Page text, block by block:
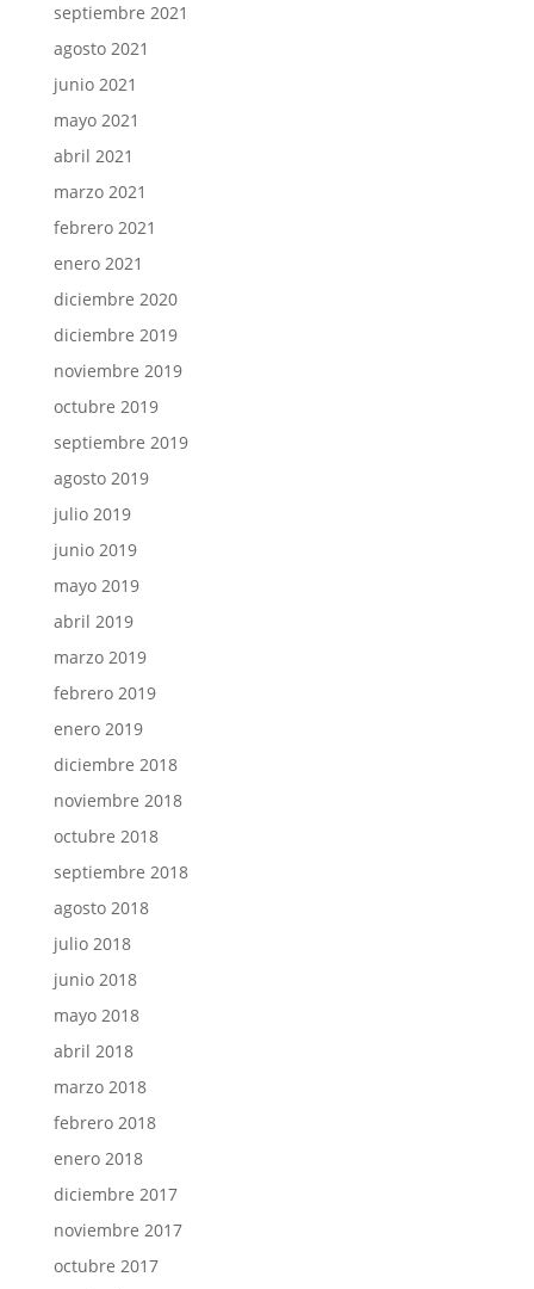
septiembre 2021
agosto 2021
junio 2021
mayo 2021
abril 2021
marzo 2021
febrero 2021
enero 2021
diciembre 2020
diciembre 2019
noviembre 2019
octubre 2019
septiembre 2019
agosto 2019
julio 2019
junio 2019
mayo 2019
abril 2019
marzo 2019
febrero 2019
enero 2019
diciembre 2018
noviembre 2018
octubre 2018
septiembre 2018
agosto 2018
julio 2018
junio 2018
mayo 2018
abril 2018
marzo 2018
febrero 2018
enero 2018
diciembre 2017
noviembre 2017
octubre 2017